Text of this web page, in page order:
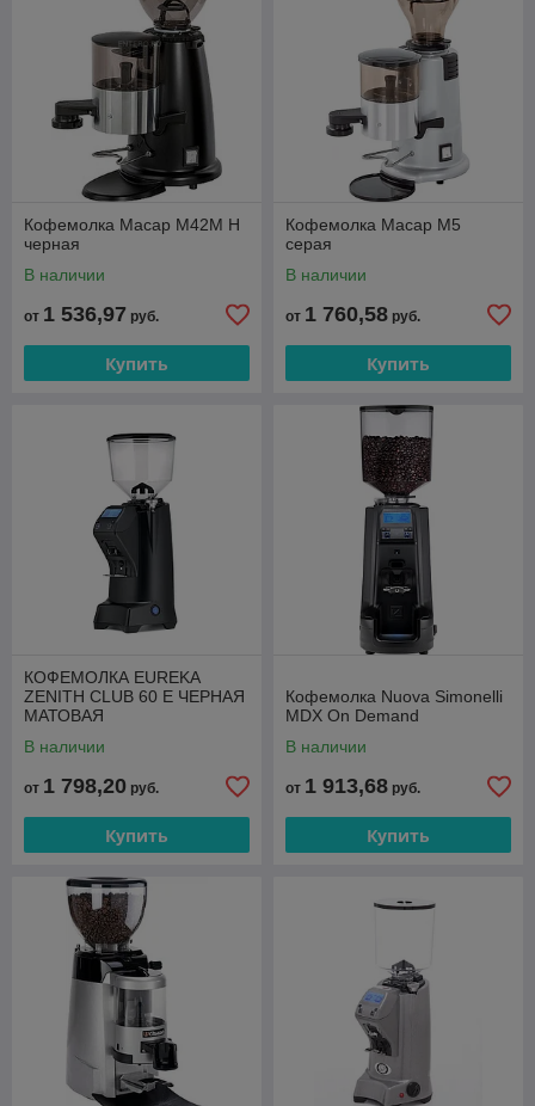
Кофемолка Macap M42M H
черная
В наличии
от 1 536,97 руб.
Купить
Кофемолка Macap M5
серая
В наличии
от 1 760,58 руб.
Купить
КОФЕМОЛКА EUREKA
ZENITH CLUB 60 E ЧЕРНАЯ
МАТОВАЯ
В наличии
от 1 798,20 руб.
Купить
Кофемолка Nuova Simonelli
MDX On Demand
В наличии
от 1 913,68 руб.
Купить